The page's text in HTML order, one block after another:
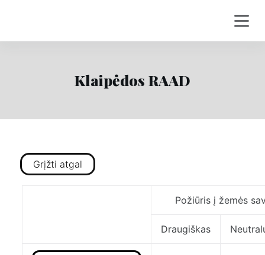
i
o
Klaipėdos RAAD
Grįžti atgal
Požiūris į žemės
Draugiškas